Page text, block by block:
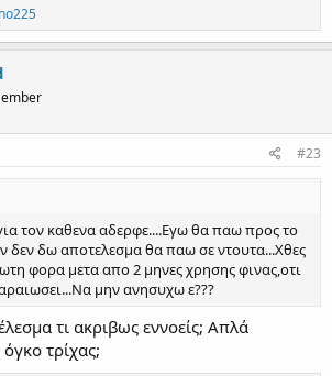
#23
τον καθενα αδερφε....Εγω θα παω προς το
δεν δω αποτελεσμα θα παω σε ντουτα...Χθες
φορα μετα απο 2 μηνες χρησης φινας,οτι
μην ανησυχω ε???
τι ακριβως εννοείς; Απλά
τρίχας;